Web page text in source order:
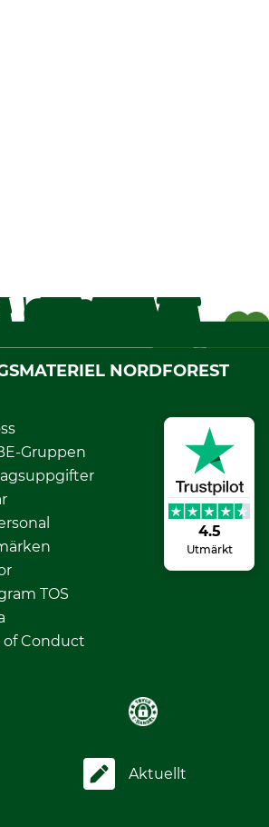
4.5
Utmärkt
NORDFOREST
Gruppen
TOS
of Conduct
Aktuellt